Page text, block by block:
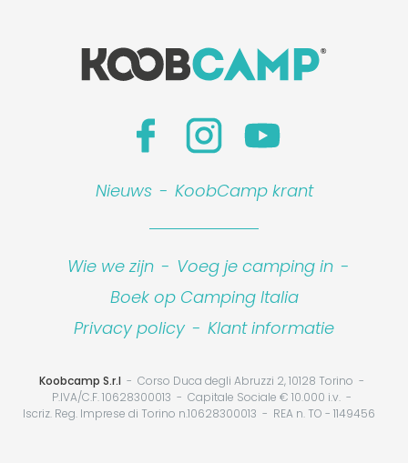
Nieuws - KoobCamp krant
Wie we zijn - Voeg je camping in -
Boek op Camping Italia
Privacy policy - Klant informatie
Koobcamp S.r.l
Corso Duca degli Abruzzi 2, 10128 Torino
P.IVA/C.F. 10628300013
Capitale Sociale € 10.000 i.v.
Iscriz. Reg. Imprese di Torino n.10628300013
REA n. TO - 1149456